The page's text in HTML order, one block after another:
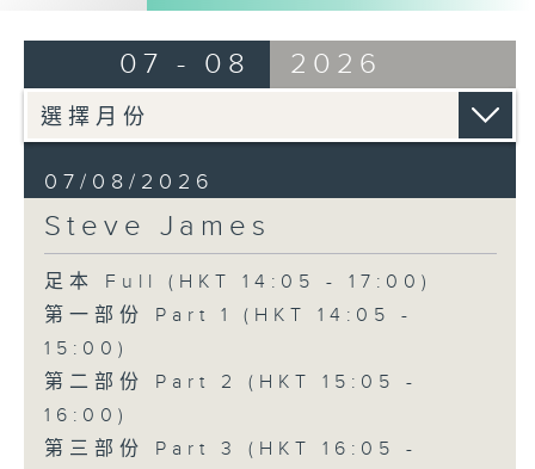
07 - 08 2026
07/08/2026
Steve James
足本 Full (HKT 14:05 - 17:00)
第一部份 Part 1 (HKT 14:05 -
15:00)
第二部份 Part 2 (HKT 15:05 -
16:00)
第三部份 Part 3 (HKT 16:05 -